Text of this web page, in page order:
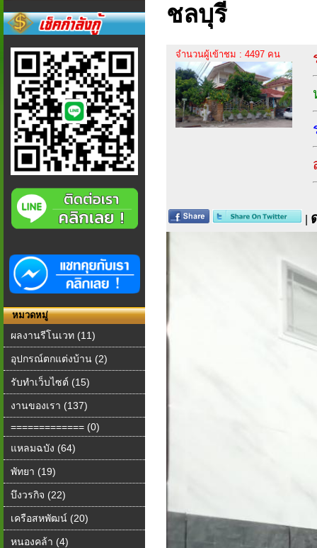
หมวดหมู่
ผลงานรีโนเวท (11)
อุปกรณ์ตกแต่งบ้าน (2)
รับทำเว็บไซต์ (15)
งานของเรา (137)
============= (0)
แหลมฉบัง (64)
พัทยา (19)
บึงวรกิจ (22)
เครือสหพัฒน์ (20)
หนองคล้า (4)
ชลบุรี
จำนวนผู้เข้าชม : 4497 คน